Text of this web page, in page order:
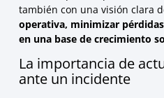
también con una visión clara
operativa, minimizar
en una base de crecimiento
La importancia de
ante un incidente